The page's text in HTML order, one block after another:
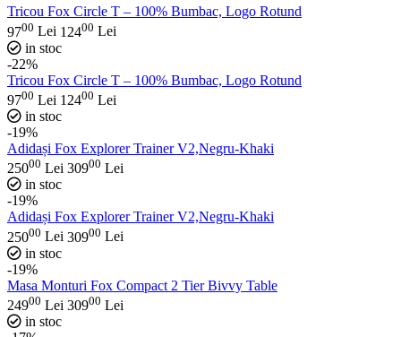
Tricou Fox Circle T – 100% Bumbac, Logo Rotund
9700 Lei 12400 Lei
in stoc
-22%
Tricou Fox Circle T – 100% Bumbac, Logo Rotund
9700 Lei 12400 Lei
in stoc
-19%
Adidași Fox Explorer Trainer V2,Negru-Khaki
25000 Lei 30900 Lei
in stoc
-19%
Adidași Fox Explorer Trainer V2,Negru-Khaki
25000 Lei 30900 Lei
in stoc
-19%
Masa Monturi Fox Compact 2 Tier Bivvy Table
24900 Lei 30900 Lei
in stoc